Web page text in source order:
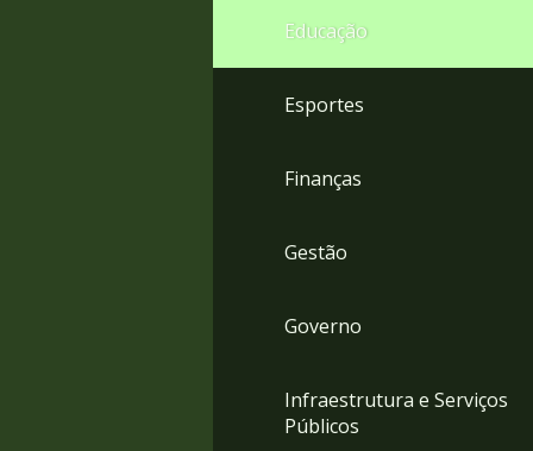
Educação
Esportes
Finanças
Gestão
Governo
Infraestrutura e Serviços
Públicos